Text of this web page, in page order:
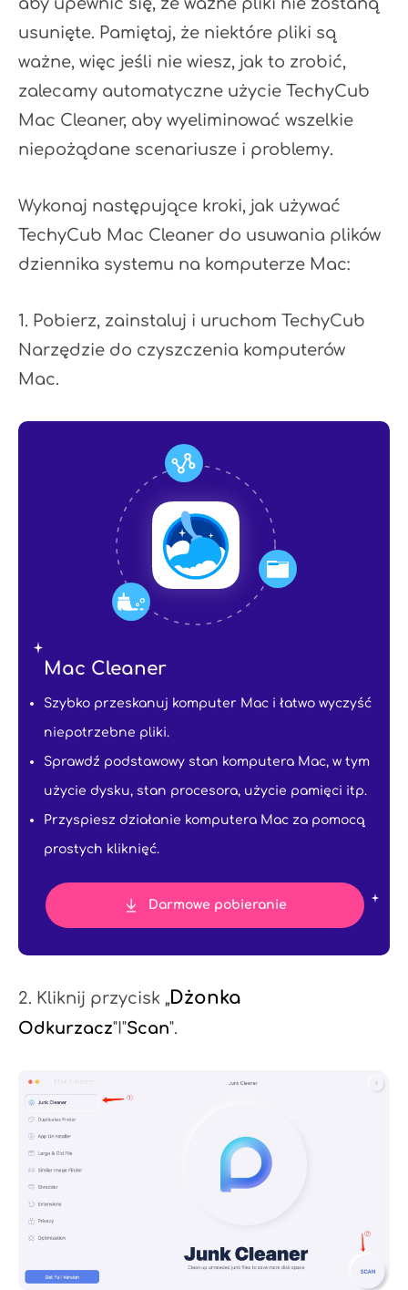
usunięte. Pamiętaj, że niektóre pliki są
ważne, więc jeśli nie wiesz, jak to zrobić,
zalecamy automatyczne użycie TechyCub
Mac Cleaner, aby wyeliminować wszelkie
niepożądane scenariusze i problemy.
Wykonaj następujące kroki, jak używać
TechyCub Mac Cleaner do usuwania plików
dziennika systemu na komputerze Mac:
1. Pobierz, zainstaluj i uruchom TechyCub
Narzędzie do czyszczenia komputerów
Mac.
Mac Cleaner
Szybko przeskanuj komputer Mac i łatwo wyczyść
niepotrzebne pliki.
Sprawdź podstawowy stan komputera Mac, w tym
użycie dysku, stan procesora, użycie pamięci itp.
Przyspiesz działanie komputera Mac za pomocą
prostych kliknięć.
Darmowe pobieranie
2. Kliknij przycisk „Dżonka
Odkurzacz"I"Scan".